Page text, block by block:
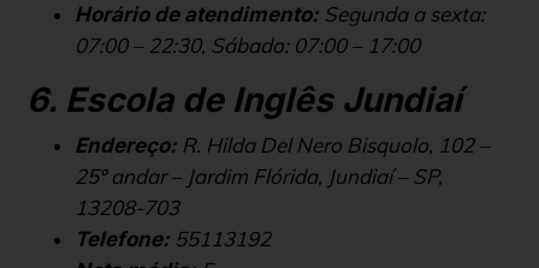
Horário de atendimento: Segunda a sexta:
07:00 – 22:30, Sábado: 07:00 – 17:00
6. Escola de Inglês Jundiaí
Endereço: R. Hilda Del Nero Bisquolo, 102 –
25º andar – Jardim Flórida, Jundiaí – SP,
13208-703
Telefone: 55113192